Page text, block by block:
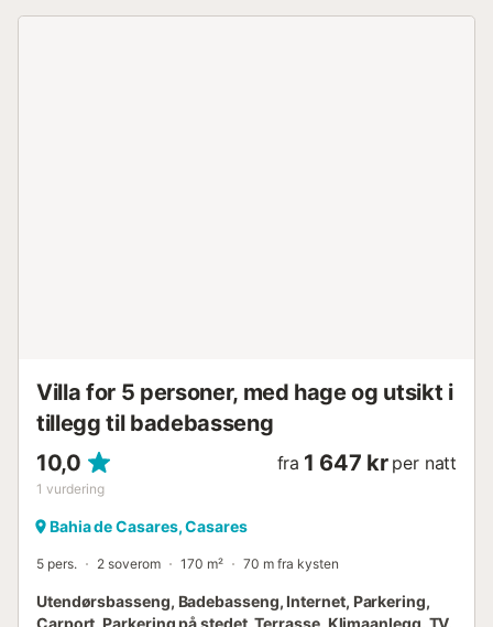
Villa for 5 personer, med hage og utsikt i
tillegg til badebasseng
10,0
1 vurdering
fra 1 647 kr per natt
Bahia de Casares, Casares
5 pers. 2 soverom 170 m² 70 m fra kysten
Utendørsbasseng, Badebasseng, Internet, Parkering,
Carport, Parkering på stedet, Terrasse, Klimaanlegg, TV,